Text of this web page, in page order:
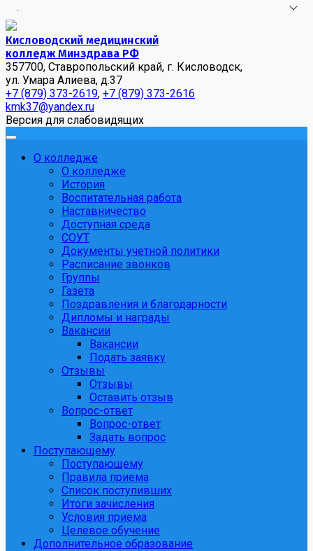
...
Кисловодский медицинский
колледж Минздрава РФ
357700, Ставропольский край, г. Кисловодск,
ул. Умара Алиева, д.37
+7 (879) 373-2619, +7 (879) 373-2616
kmk37@yandex.ru
Версия для слабовидящих
О колледже
О колледже
История
Воспитательная работа
Наставничество
Доступная среда
СОУТ
Документы учетной политики
Расписание звонков
Группы
Газета
Поздравления и благодарности
Дипломы и награды
Вакансии
Вакансии
Подать заявку
Отзывы
Отзывы
Оставить отзыв
Вопрос-ответ
Вопрос-ответ
Задать вопрос
Поступающему
Поступающему
Правила приема
Список поступивших
Итоги зачисления
Условия приема
Целевое обучение
Дополнительное образование